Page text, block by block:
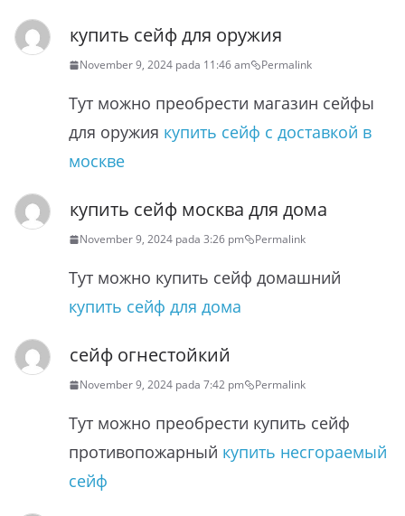
купить сейф для оружия
November 9, 2024 pada 11:46 am Permalink
Тут можно преобрести магазин сейфы
для оружия купить сейф с доставкой в
москве
купить сейф москва для дома
November 9, 2024 pada 3:26 pm Permalink
Тут можно купить сейф домашний
купить сейф для дома
сейф огнестойкий
November 9, 2024 pada 7:42 pm Permalink
Тут можно преобрести купить сейф
противопожарный купить несгораемый
сейф